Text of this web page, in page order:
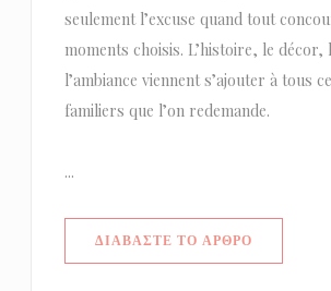
seulement l’excuse quand tout
moments choisis. L’histoire, le décor,
l’ambiance viennent s’ajouter à tous
familiers que l’on redemande.
...
ΔΙΑΒΆΣΤΕ ΤΟ ΆΡΘΡΟ